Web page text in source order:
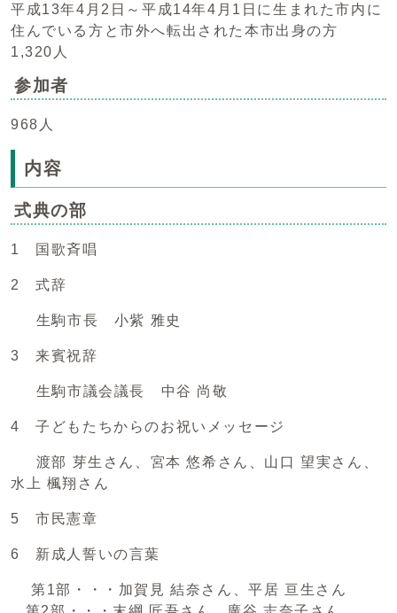
平成13年4月2日～平成14年4月1日に生まれた市内に
住んでいる方と市外へ転出された本市出身の方
1,320人
参加者
968人
内容
式典の部
1 国歌斉唱
2 式辞
生駒市長 小紫 雅史
3 来賓祝辞
生駒市議会議長 中谷 尚敬
4 子どもたちからのお祝いメッセージ
渡部 芽生さん、宮本 悠希さん、山口 望実さん、
水上 楓翔さん
5 市民憲章
6 新成人誓いの言葉
第1部・・・加賀見 結奈さん、平居 亘生さん